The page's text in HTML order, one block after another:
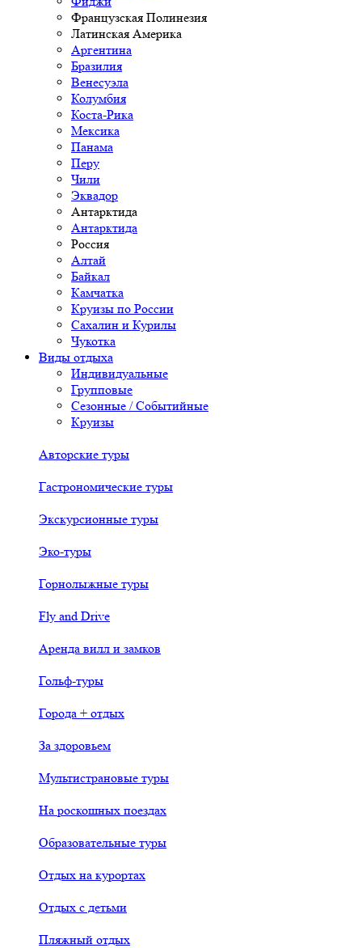
Французская Полинезия
Латинская Америка
Аргентина
Бразилия
Венесуэла
Колумбия
Коста-Рика
Мексика
Панама
Перу
Чили
Эквадор
Антарктида
Антарктида
Россия
Алтай
Байкал
Камчатка
Круизы по России
Сахалин и Курилы
Чукотка
Виды отдыха
Индивидуальные
Групповые
Сезонные / Событийные
Круизы
Авторские туры
Гастрономические туры
Экскурсионные туры
Эко-туры
Горнолыжные туры
Fly and Drive
Аренда вилл и замков
Гольф-туры
Города + отдых
За здоровьем
Мультистрановые туры
На роскошных поездах
Образовательные туры
Отдых на курортах
Отдых с детьми
Пляжный отдых